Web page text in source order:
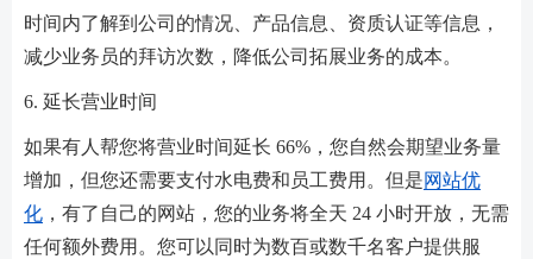
时间内了解到公司的情况、产品信息、资质认证等信息，
减少业务员的拜访次数，降低公司拓展业务的成本。
6. 延长营业时间
如果有人帮您将营业时间延长 66%，您自然会期望业务量
增加，但您还需要支付水电费和员工费用。但是网站优
化 ，有了自己的网站，您的业务将全天 24 小时开放，无需
任何额外费用。您可以同时为数百或数千名客户提供服